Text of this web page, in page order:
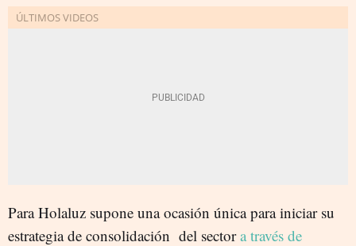
Para Holaluz supone una ocasión única para iniciar su
estrategia de consolidación del sectora través de